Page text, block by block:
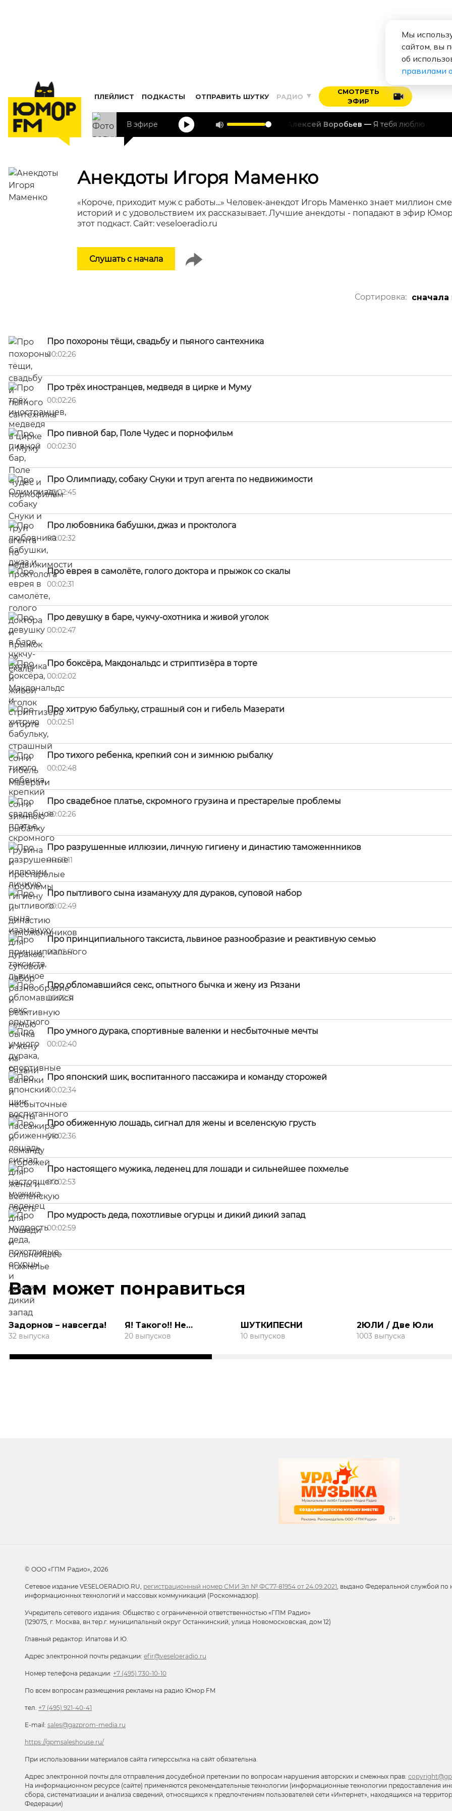
ПЛЕЙЛИСТ ПОДКАСТЫ ОТПРАВИТЬ ШУТКУ РАДИО
СМОТРЕТЬ
ЭФИР
В эфире Алексей Воробьев Я тебя люблю
Анекдоты Игоря Маменко
«Короче, приходит муж с работы...» Человек-анекдот Игорь Маменко знает миллион
историй и с удовольствием их рассказывает. Лучшие анекдоты - попадают в эфир
этот подкаст. Сайт: veseloeradio.ru
Слушать с начала
Сортировка:
Про похороны тёщи, свадьбу и пьяного сантехника
00:02:26
Про трёх иностранцев, медведя в цирке и Муму
00:02:26
Про пивной бар, Поле Чудес и порнофильм
00:02:30
Про Олимпиаду, собаку Снуки и труп агента по недвижимости
00:02:45
Про любовника бабушки, джаз и проктолога
00:02:32
Про еврея в самолёте, голого доктора и прыжок со скалы
00:02:31
Про девушку в баре, чукчу-охотника и живой уголок
00:02:47
Про боксёра, Макдональдс и стриптизёра в торте
00:02:02
Про хитрую бабульку, страшный сон и гибель Мазерати
00:02:51
Про тихого ребенка, крепкий сон и зимнюю рыбалку
00:02:48
Про свадебное платье, скромного грузина и престарелые проблемы
00:02:26
Про разрушенные иллюзии, личную гигиену и династию таможеннников
00:03:11
Про пытливого сына изамануху для дураков, суповой набор
00:02:49
Про принципиального таксиста, львиное разнообразие и реактивную семью
00:02:51
Про обломавшийся секс, опытного бычка и жену из Рязани
00:02:31
Про умного дурака, спортивные валенки и несбыточные мечты
00:02:40
Про японский шик, воспитанного пассажира и команду сторожей
00:02:34
Про обиженную лошадь, сигнал для жены и вселенскую грусть
00:02:36
Про настоящего мужика, леденец для лошади и сильнейшее похмелье
00:02:53
Про мудрость деда, похотливые огурцы и дикий дикий запад
00:02:59
Вам может понравиться
Задорнов – навсегда!
32 выпуска
Я! Такого!! Не
говорил!!!
20 выпусков
ШУТКИПЕСНИ
10 выпусков
2ЮЛИ / Две Юли
1003 выпуска
© ООО «ГПМ Радио», 2026
Сетевое издание VESELOERADIO.RU, регистрационный номер СМИ Эл № ФС77-81954 от 24.09.2021, выдано Федеральной службой по
информационных технологий и массовых коммуникаций (Роскомнадзор).
Учредитель сетевого издания: Общество с ограниченной ответственностью «ГПМ Радио»
(129075, г. Москва, вн.тер.г. муниципальный округ Останкинский, улица Новомосковская, дом 12)
Главный редактор: Ипатова И.Ю.
Адрес электронной почты редакции: efir@veseloeradio.ru
Номер телефона редакции: +7 (495) 730-10-10
По всем вопросам размещения рекламы на радио Юмор FM
тел. +7 (495) 921-40-41
E-mail: sales@gazprom-media.ru
https://gpmsaleshouse.ru/
При использовании материалов сайта гиперссылка на сайт обязательна.
Адрес электронной почты для отправления досудебной претензии по вопросам нарушения авторских и смежных прав:
На информационном ресурсе (сайте) применяются рекомендательные технологии (информационные технологии предоставления
сбора, систематизации и анализа сведений, относящихся к предпочтениям пользователей сети «Интернет», находящихся на
Федерации)
Мы
сайтом, вы
об
правилами